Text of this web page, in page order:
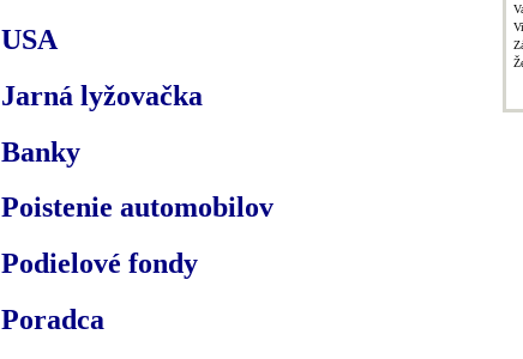
USA
Jarná lyžovačka
Banky
Poistenie automobilov
Podielové fondy
Poradca